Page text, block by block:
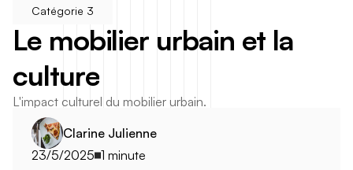
Catégorie 3
Le mobilier urbain et la
culture
L'impact culturel du mobilier urbain.
Clarine Julienne
23/5/2025 1 minute